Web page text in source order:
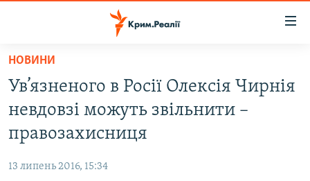
Перейти
основного
матеріалу
до
основної
НОВИНИ
БЛОГИ
НОВИНИ
Ув’язненого в Росії Олексія Чирнія
невдовзі можуть звільнити –
правозахисниця
13 липень 2016, 15:34